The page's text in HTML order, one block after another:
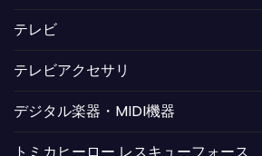
テレビ
テレビアクセサリ
デジタル楽器・MIDI機器